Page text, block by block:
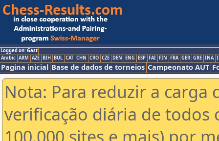
Logged on: Gast
Arabic ARM AZE BIH BUL CAT CHN CRO CZE DEN ENG ESP FAI FIN FRA GER GRE INA
Pagina inicial Base de dados de torneios Campeonato AUT
Nota: Para reduzir a carga
verificação diária de todos